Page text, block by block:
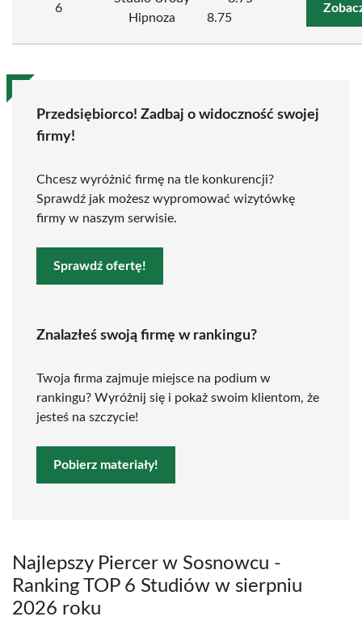
6
Hipnoza
8.75
Przedsiębiorco! Zadbaj o widoczność swojej
firmy!
Chcesz wyróżnić firmę na tle konkurencji?
Sprawdź jak możesz wypromować wizytówkę
firmy w naszym serwisie.
Sprawdź ofertę!
Znalazłeś swoją firmę w rankingu?
Twoja firma zajmuje miejsce na podium w
rankingu? Wyróżnij się i pokaż swoim klientom, że
jesteś na szczycie!
Pobierz materiały!
Najlepszy Piercer w Sosnowcu -
Ranking TOP 6 Studiów w sierpniu
2026 roku